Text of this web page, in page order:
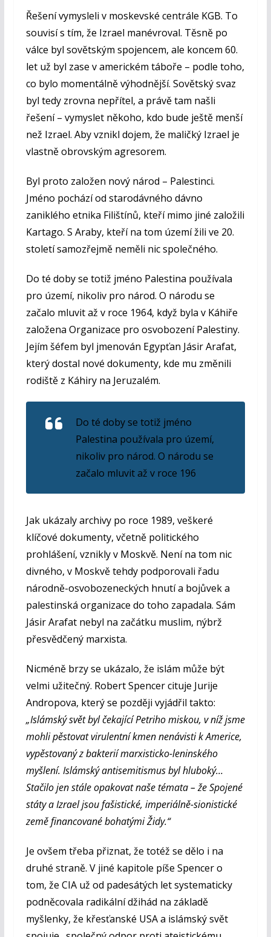
Řešení vymysleli v moskevské centrále KGB. To
souvisí s tím, že Izrael manévroval. Těsně po
válce byl sovětským spojencem, ale koncem 60.
let už byl zase v americkém táboře – podle toho,
co bylo momentálně výhodnější. Sovětský svaz
byl tedy zrovna nepřítel, a právě tam našli
řešení – vymyslet někoho, kdo bude ještě menší
než Izrael. Aby vznikl dojem, že maličký Izrael je
vlastně obrovským agresorem.
Byl proto založen nový národ – Palestinci.
Jméno pochází od starodávného dávno
zaniklého etnika Filištínů, kteří mimo jiné založili
Kartago. S Araby, kteří na tom území žili ve 20.
století samozřejmě neměli nic společného.
Do té doby se totiž jméno Palestina používala
pro území, nikoliv pro národ. O národu se
začalo mluvit až v roce 1964, když byla v Káhiře
založena Organizace pro osvobození Palestiny.
Jejím šéfem byl jmenován Egypťan Jásir Arafat,
který dostal nové dokumenty, kde mu změnili
rodiště z Káhiry na Jeruzalém.
Do té doby se totiž jméno
Palestina používala pro území,
nikoliv pro národ. O národu se
začalo mluvit až v roce 196
Jak ukázaly archivy po roce 1989, veškeré
klíčové dokumenty, včetně politického
prohlášení, vznikly v Moskvě. Není na tom nic
divného, v Moskvě tehdy podporovali řadu
národně-osvobozeneckých hnutí a bojůvek a
palestinská organizace do toho zapadala. Sám
Jásir Arafat nebyl na začátku muslim, nýbrž
přesvědčený marxista.
Nicméně brzy se ukázalo, že islám může být
velmi užitečný. Robert Spencer cituje Jurije
Andropova, který se později vyjádřil takto:
„Islámský svět byl čekající Petriho miskou, v níž jsme
mohli pěstovat virulentní kmen nenávisti k Americe,
vypěstovaný z bakterií marxisticko-leninského
myšlení. Islámský antisemitismus byl hluboký…
Stačilo jen stále opakovat naše témata – že Spojené
státy a Izrael jsou fašistické, imperiálně-sionistické
země financované bohatými Židy.“
Je ovšem třeba přiznat, že totéž se dělo i na
druhé straně. V jiné kapitole píše Spencer o
tom, že CIA už od padesátých let systematicky
podněcovala radikální džihád na základě
myšlenky, že křesťanské USA a islámský svět